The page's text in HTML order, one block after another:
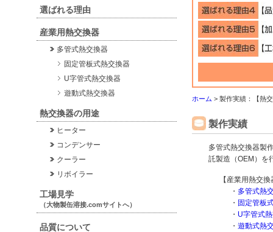
ホーム > 製作実績：【熱
製作実績
多管式熱交換器製
託製造（OEM）を
【産業用熱交換
・ 多管式熱
・ 固定管板
・ U字管式
・ 遊動式熱
選ばれる理由
産業用熱交換器
多管式熱交換器
固定管板式熱交換器
U字管式熱交換器
遊動式熱交換器
熱交換器の用途
ヒーター
コンデンサー
クーラー
リボイラー
工場見学
（大物製缶溶接.comサイトへ）
品質について